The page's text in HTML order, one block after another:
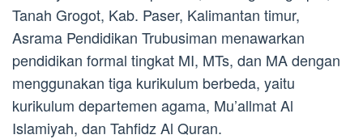
Tanah Grogot, Kab. Paser, Kalimantan timur,
Asrama Pendidikan Trubusiman menawarkan
pendidikan formal tingkat MI, MTs, dan MA dengan
menggunakan tiga kurikulum berbeda, yaitu
kurikulum departemen agama, Mu’allmat Al
Islamiyah, dan Tahfidz Al Quran.